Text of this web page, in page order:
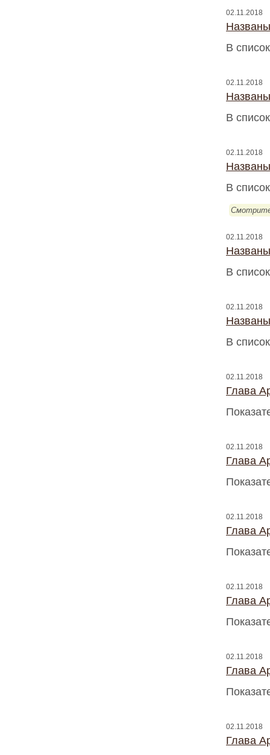
02.11.2018
В
02.11.2018
В
02.11.2018
В
02.11.2018
В
02.11.2018
В
02.11.2018
Глава
02.11.2018
Глава
02.11.2018
Глава
02.11.2018
Глава
02.11.2018
Глава
02.11.2018
Глава